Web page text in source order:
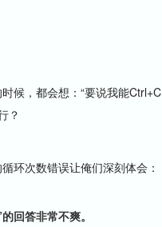
候，都会想：“要说我能Ctrl+C
？
次数错误让俺们深刻体会：
回答非常不爽。